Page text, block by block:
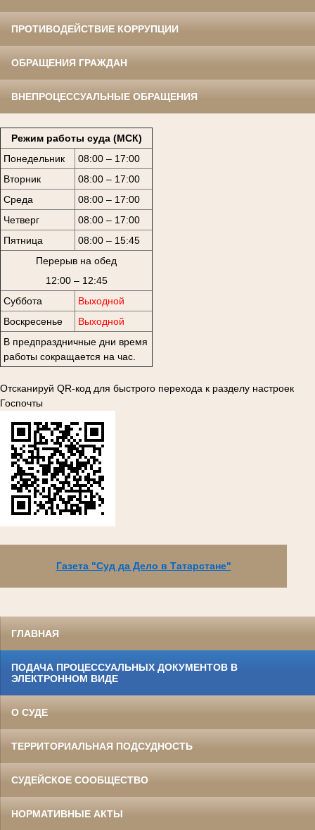
ПРОТИВОДЕЙСТВИЕ КОРРУПЦИИ
ОБРАЩЕНИЯ ГРАЖДАН
ВНЕПРОЦЕССУАЛЬНЫЕ ОБРАЩЕНИЯ
Режим работы суда (МСК)
Понедельник
08:00 – 17:00
Вторник
08:00 – 17:00
Среда
08:00 – 17:00
Четверг
08:00 – 17:00
Пятница
08:00 – 15:45
Перерыв на обед
12:00 – 12:45
Суббота
Выходной
Воскресенье
Выходной
В предпраздничные дни время
работы сокращается на час.
Отсканируй QR-код для быстрого перехода к разделу настроек
Госпочты
Газета "Суд да Дело в Татарстане"
ГЛАВНАЯ
ПОДАЧА ПРОЦЕССУАЛЬНЫХ ДОКУМЕНТОВ В
ЭЛЕКТРОННОМ ВИДЕ
О СУДЕ
ТЕРРИТОРИАЛЬНАЯ ПОДСУДНОСТЬ
СУДЕЙСКОЕ СООБЩЕСТВО
НОРМАТИВНЫЕ АКТЫ